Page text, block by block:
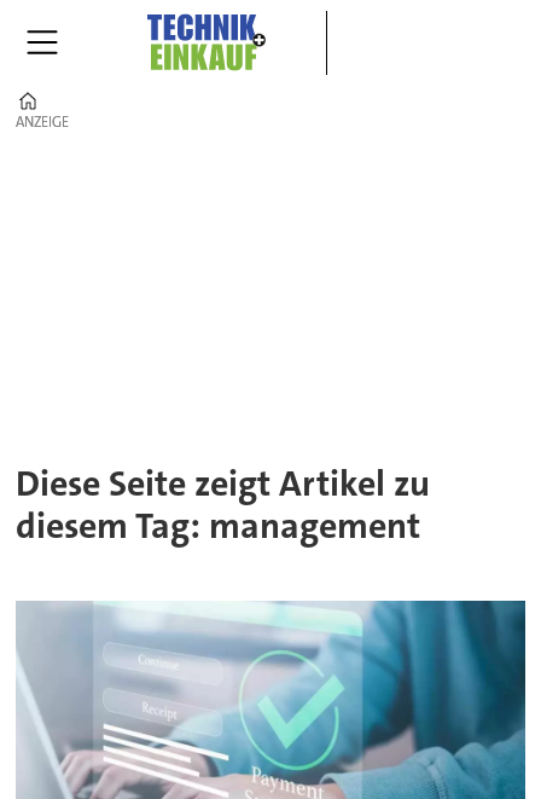
ANZEIGE
ANZEIGE
Diese Seite zeigt Artikel zu
diesem Tag: management